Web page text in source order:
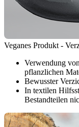
Veganes Produkt -
Verwendung
pflanzlichen
Bewusster
In textilen
Bestandteilen